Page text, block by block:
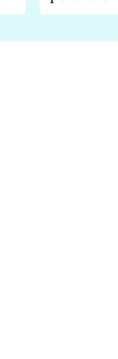
fanoušci